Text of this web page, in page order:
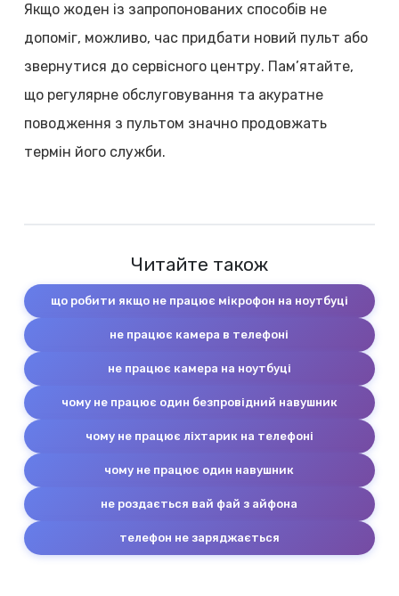
Якщо жоден із запропонованих способів не
допоміг, можливо, час придбати новий пульт або
звернутися до сервісного центру. Пам’ятайте,
що регулярне обслуговування та акуратне
поводження з пультом значно продовжать
термін його служби.
Читайте також
що робити якщо не працює мікрофон на ноутбуці
не працює камера в телефоні
не працює камера на ноутбуці
чому не працює один безпровідний навушник
чому не працює ліхтарик на телефоні
чому не працює один навушник
не роздається вай фай з айфона
телефон не заряджається